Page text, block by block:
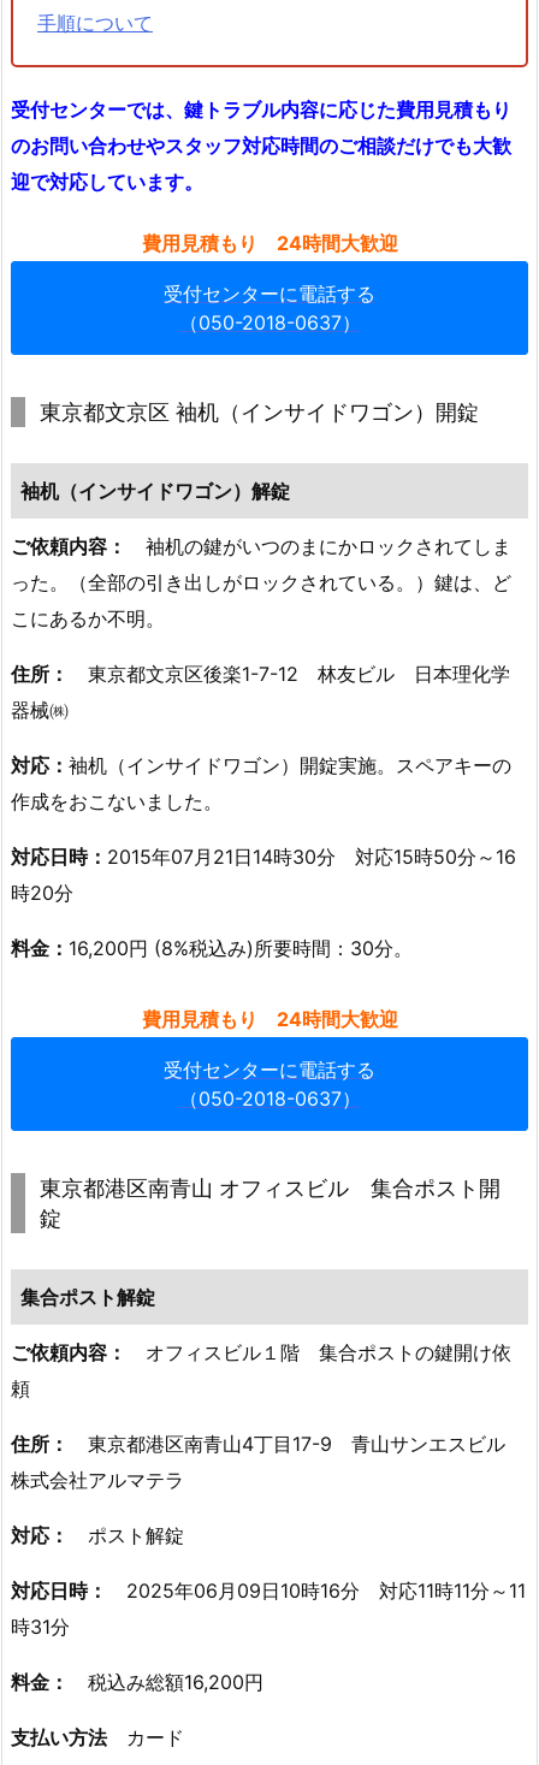
玄
開
け
事
5.
京
豊
区
高
田
マ
ン
ョ
関
開
深
応
江
築
1
年
ョ
夜
関
ア
手順について
受付センターでは、鍵トラブル内容に応じた費用見積もり
のお問い合わせやスタッフ対応時間のご相談だけでも大歓
迎で対応しています。
費用見積もり 24時間大歓迎
受付センターに電話する
（050-2018-0637）
東京都文京区 袖机（インサイドワゴン）開錠
袖机（インサイドワゴン）解錠
ご依頼内容：
袖机の鍵がいつのまにかロックされてしま
った。（全部の引き出しがロックされている。）鍵は、ど
こにあるか不明。
住所：
東京都文京区後楽1-7-12 林友ビル 日本理化学
器械㈱
対応： 袖机（インサイドワゴン）開錠実施。スペアキーの
作成をおこないました。
対応日時： 2015年07月21日14時30分 対応15時50分～16
時20分
料金： 16,200円 (8%税込み)所要時間：30分。
費用見積もり 24時間大歓迎
受付センターに電話する
（050-2018-0637）
東京都港区南青山 オフィスビル 集合ポスト開
錠
集合ポスト解錠
ご依頼内容：
オフィスビル１階 集合ポストの鍵開け依
頼
住所：
東京都港区南青山4丁目17-9 青山サンエスビル
株式会社アルマテラ
対応： ポスト解錠
対応日時：
2025年06月09日10時16分 対応11時11分～11
時31分
料金： 税込み総額16,200円
支払い方法カード